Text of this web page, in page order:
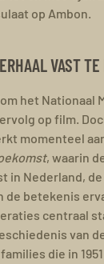
op Ambon.
VAST TE
het Nationaal
op film.
momenteel
, waarin
in Nederland,
de betekenis
centraal
van
die in